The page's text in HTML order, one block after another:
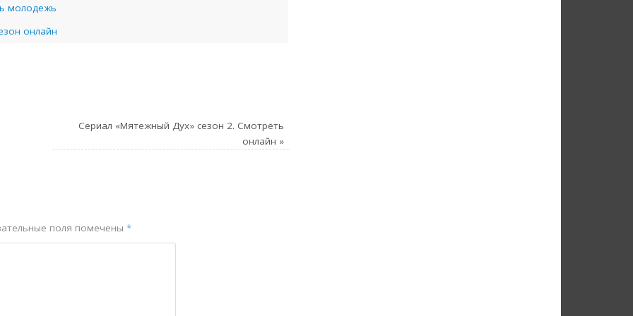
молодежь
онлайн
Сериал «Мятежный Дух» сезон 2. Смотреть
онлайн »
поля помечены *